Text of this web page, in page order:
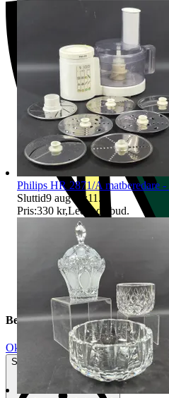
Beskrivning
Okej använt skick
Synliga tecken på slitage
Philips HR 2871/A matberedare
Sluttid9 aug 18:11 .
Pris:330 kr,Ledande bud.